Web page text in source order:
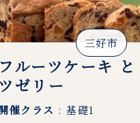
三好市
フルーツケーキ
ツゼリー
催クラス : 基礎1